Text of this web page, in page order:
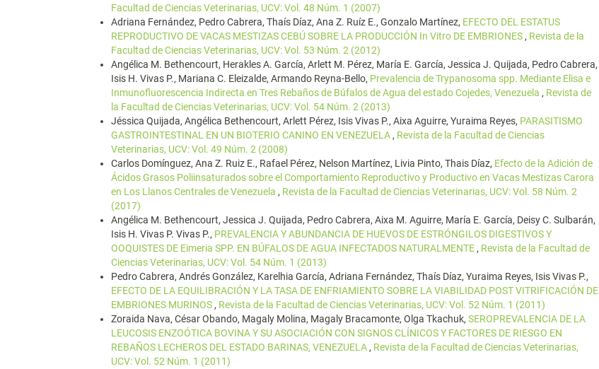
Facultad de Ciencias Veterinarias, UCV: Vol. 48 Núm. 1 (2007)
Adriana Fernández, Pedro Cabrera, Thaís Díaz, Ana Z. Ruíz E., Gonzalo Martínez, EFECTO DEL ESTATUS
REPRODUCTIVO DE VACAS MESTIZAS CEBÚ SOBRE LA PRODUCCIÓN In Vitro DE EMBRIONES , Revista de la
Facultad de Ciencias Veterinarias, UCV: Vol. 53 Núm. 2 (2012)
Angélica M. Bethencourt, Herakles A. García, Arlett M. Pérez, María E. García, Jessica J. Quijada, Pedro Cabrera,
Isis H. Vivas P., Mariana C. Eleizalde, Armando Reyna-Bello, Prevalencia de Trypanosoma spp. Mediante Elisa e
Inmunofluorescencia Indirecta en Tres Rebaños de Búfalos de Agua del estado Cojedes, Venezuela , Revista de
la Facultad de Ciencias Veterinarias, UCV: Vol. 54 Núm. 2 (2013)
Jéssica Quijada, Angélica Bethencourt, Arlett Pérez, Isis Vivas P., Aixa Aguirre, Yuraima Reyes, PARASITISMO
GASTROINTESTINAL EN UN BIOTERIO CANINO EN VENEZUELA , Revista de la Facultad de Ciencias
Veterinarias, UCV: Vol. 49 Núm. 2 (2008)
Carlos Domínguez, Ana Z. Ruiz E., Rafael Pérez, Nelson Martínez, Livia Pinto, Thais Díaz, Efecto de la Adición de
Ácidos Grasos Poliinsaturados sobre el Comportamiento Reproductivo y Productivo en Vacas Mestizas Carora
en Los Llanos Centrales de Venezuela , Revista de la Facultad de Ciencias Veterinarias, UCV: Vol. 58 Núm. 2
(2017)
Angélica M. Bethencourt, Jessica J. Quijada, Pedro Cabrera, Aixa M. Aguirre, María E. García, Deisy C. Sulbarán,
Isis H. Vivas P. Vivas P., PREVALENCIA Y ABUNDANCIA DE HUEVOS DE ESTRÓNGILOS DIGESTIVOS Y
OOQUISTES DE Eimeria SPP. EN BÚFALOS DE AGUA INFECTADOS NATURALMENTE , Revista de la Facultad de
Ciencias Veterinarias, UCV: Vol. 54 Núm. 1 (2013)
Pedro Cabrera, Andrés González, Karelhia García, Adriana Fernández, Thaís Díaz, Yuraima Reyes, Isis Vivas P.,
EFECTO DE LA EQUILIBRACIÓN Y LA TASA DE ENFRIAMIENTO SOBRE LA VIABILIDAD POST VITRIFICACIÓN DE
EMBRIONES MURINOS , Revista de la Facultad de Ciencias Veterinarias, UCV: Vol. 52 Núm. 1 (2011)
Zoraida Nava, César Obando, Magaly Molina, Magaly Bracamonte, Olga Tkachuk, SEROPREVALENCIA DE LA
LEUCOSIS ENZOÓTICA BOVINA Y SU ASOCIACIÓN CON SIGNOS CLÍNICOS Y FACTORES DE RIESGO EN
REBAÑOS LECHEROS DEL ESTADO BARINAS, VENEZUELA , Revista de la Facultad de Ciencias Veterinarias,
UCV: Vol. 52 Núm. 1 (2011)